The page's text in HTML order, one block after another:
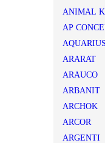
ANIMAL
AP
AQUARIUS
ARARAT
ARAUCO
ARBANIT
ARCHOK
ARCOR
ARGENTI